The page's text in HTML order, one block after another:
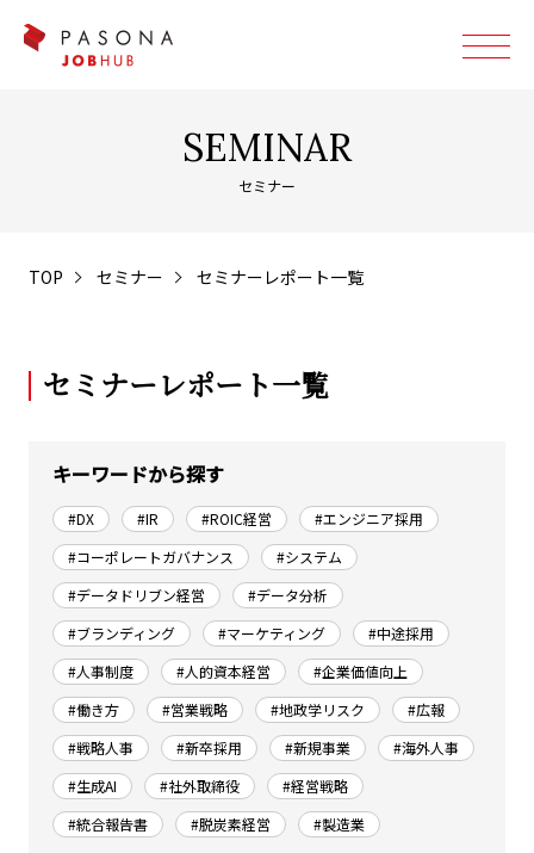
SEMINAR
セミナー
TOP セミナー セミナーレポート一覧
セミナーレポート一覧
キーワードから探す
#DX #IR #ROIC経営
#エンジニア採用
#コーポレートガバナンス
#システム
#データドリブン経営
#データ分析
#ブランディング
#マーケティング
#中途採用
#人事制度
#人的資本経営
#企業価値向上
#働き方
#営業戦略 #地政学リスク
#広報
#戦略人事
#新卒採用 #新規事業
#海外人事
#生成AI
#社外取締役
#経営戦略
#統合報告書
#脱炭素経営 #製造業